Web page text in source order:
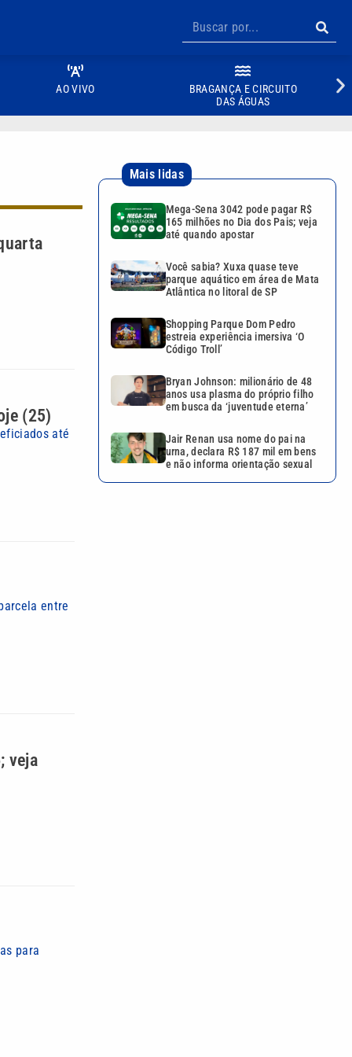
AO VIVO
BRAGANÇA E CIRCUITO
DAS ÁGUAS
(25)
até
entre
veja
para
Mais lidas
Mega-Sena 3042 pode pagar R$
165 milhões no Dia dos Pais; veja
até quando apostar
Você sabia? Xuxa quase teve
parque aquático em área de Mata
Atlântica no litoral de SP
Shopping Parque Dom Pedro
estreia experiência imersiva ‘O
Código Troll’
Bryan Johnson: milionário de 48
anos usa plasma do próprio filho
em busca da ‘juventude eterna’
Jair Renan usa nome do pai na
urna, declara R$ 187 mil em bens
e não informa orientação sexual